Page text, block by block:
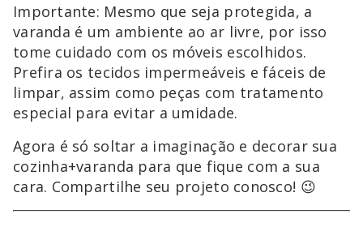
Importante: Mesmo que seja protegida, a
varanda é um ambiente ao ar livre, por isso
tome cuidado com os móveis escolhidos.
Prefira os tecidos impermeáveis e fáceis de
limpar, assim como peças com tratamento
especial para evitar a umidade.
Agora é só soltar a imaginação e decorar sua
cozinha+varanda para que fique com a sua
cara. Compartilhe seu projeto conosco! 😉